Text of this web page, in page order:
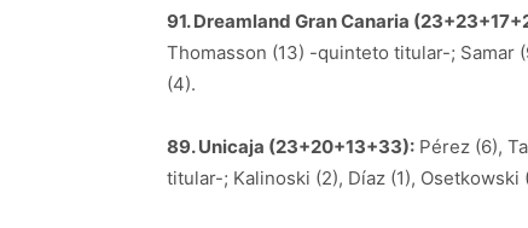
91. Dreamland Gran Canaria
Thomasson (13) -quinteto titular-; Samar
(4).
89. Unicaja (23+20+13+33): Pérez (6),
titular-; Kalinoski (2), Díaz (1),